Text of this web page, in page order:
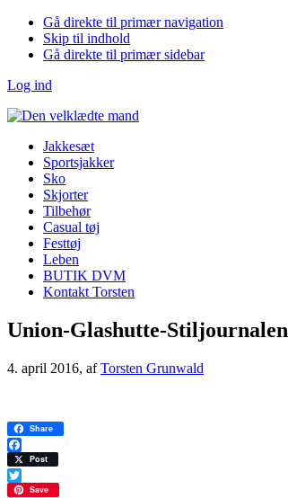
Gå direkte til primær navigation
Skip til indhold
Gå direkte til primær sidebar
Log ind
Jakkesæt
Sportsjakker
Sko
Skjorter
Tilbehør
Casual tøj
Festtøj
Leben
BUTIK DVM
Kontakt Torsten
Union-Glashutte-Stiljournalen
4. april 2016, afTorsten Grunwald
Share
Facebook
Post
Twitter
Save